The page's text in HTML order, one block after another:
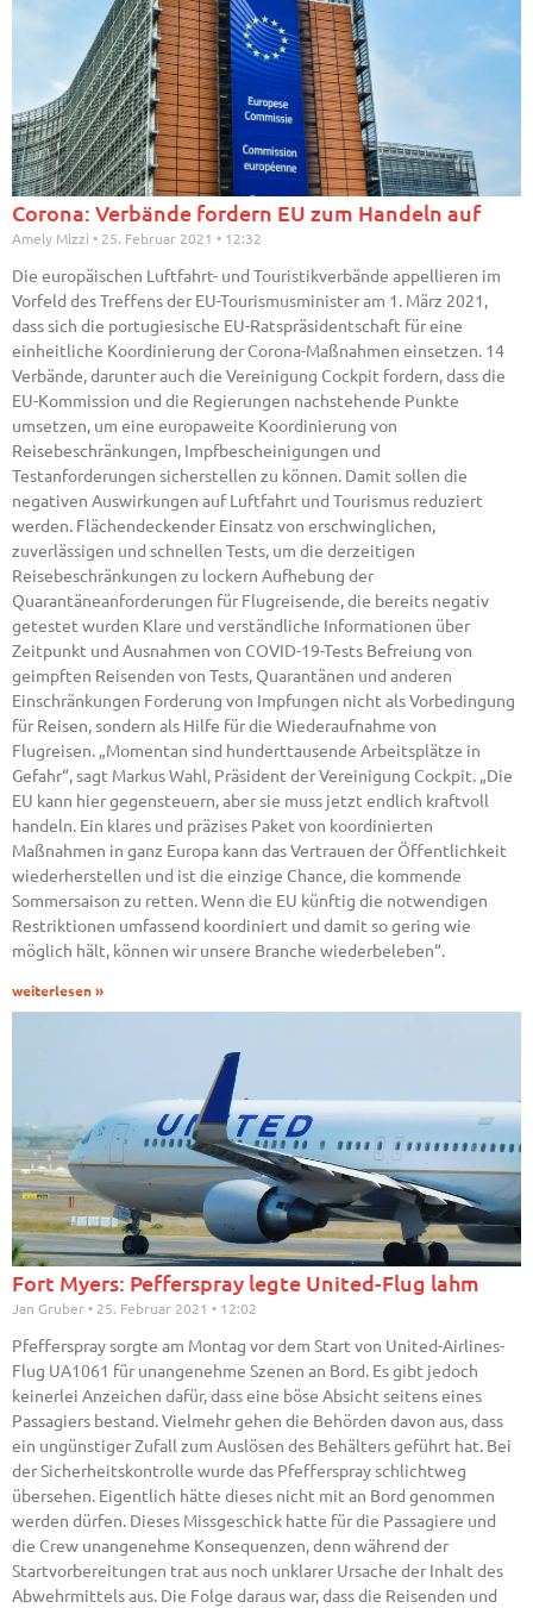
Corona: Verbände fordern EU zum Handeln auf
Amely Mizzi 25. Februar 2021 12:32
Die europäischen Luftfahrt- und Touristikverbände appellieren im
Vorfeld des Treffens der EU-Tourismusminister am 1. März 2021,
dass sich die portugiesische EU-Ratspräsidentschaft für eine
einheitliche Koordinierung der Corona-Maßnahmen einsetzen. 14
Verbände, darunter auch die Vereinigung Cockpit fordern, dass die
EU-Kommission und die Regierungen nachstehende Punkte
umsetzen, um eine europaweite Koordinierung von
Reisebeschränkungen, Impfbescheinigungen und
Testanforderungen sicherstellen zu können. Damit sollen die
negativen Auswirkungen auf Luftfahrt und Tourismus reduziert
werden. Flächendeckender Einsatz von erschwinglichen,
zuverlässigen und schnellen Tests, um die derzeitigen
Reisebeschränkungen zu lockern Aufhebung der
Quarantäneanforderungen für Flugreisende, die bereits negativ
getestet wurden Klare und verständliche Informationen über
Zeitpunkt und Ausnahmen von COVID-19-Tests Befreiung von
geimpften Reisenden von Tests, Quarantänen und anderen
Einschränkungen Forderung von Impfungen nicht als Vorbedingung
für Reisen, sondern als Hilfe für die Wiederaufnahme von
Flugreisen. „Momentan sind hunderttausende Arbeitsplätze in
Gefahr“, sagt Markus Wahl, Präsident der Vereinigung Cockpit. „Die
EU kann hier gegensteuern, aber sie muss jetzt endlich kraftvoll
handeln. Ein klares und präzises Paket von koordinierten
Maßnahmen in ganz Europa kann das Vertrauen der Öffentlichkeit
wiederherstellen und ist die einzige Chance, die kommende
Sommersaison zu retten. Wenn die EU künftig die notwendigen
Restriktionen umfassend koordiniert und damit so gering wie
möglich hält, können wir unsere Branche wiederbeleben“.
weiterlesen »
Fort Myers: Pefferspray legte United-Flug lahm
Jan Gruber 25. Februar 2021 12:02
Pfefferspray sorgte am Montag vor dem Start von United-Airlines-
Flug UA1061 für unangenehme Szenen an Bord. Es gibt jedoch
keinerlei Anzeichen dafür, dass eine böse Absicht seitens eines
Passagiers bestand. Vielmehr gehen die Behörden davon aus, dass
ein ungünstiger Zufall zum Auslösen des Behälters geführt hat. Bei
der Sicherheitskontrolle wurde das Pfefferspray schlichtweg
übersehen. Eigentlich hätte dieses nicht mit an Bord genommen
werden dürfen. Dieses Missgeschick hatte für die Passagiere und
die Crew unangenehme Konsequenzen, denn während der
Startvorbereitungen trat aus noch unklarer Ursache der Inhalt des
Abwehrmittels aus. Die Folge daraus war, dass die Reisenden und